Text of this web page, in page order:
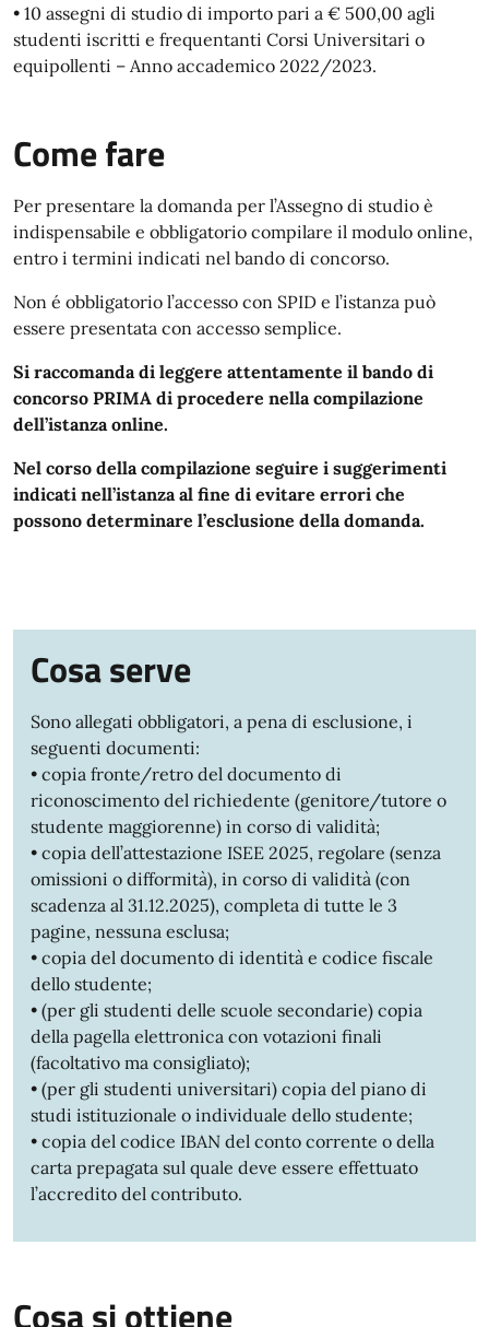
• 10 assegni di studio di importo pari a € 500,00 agli
studenti iscritti e frequentanti Corsi Universitari o
equipollenti – Anno accademico 2022/2023.
Come fare
Per presentare la domanda per l’Assegno di studio è
indispensabile e obbligatorio compilare il modulo online,
entro i termini indicati nel bando di concorso.
Non é obbligatorio l’accesso con SPID e l’istanza può
essere presentata con accesso semplice.
Si raccomanda di leggere attentamente il bando di
concorso PRIMA di procedere nella compilazione
dell’istanza online.
Nel corso della compilazione seguire i suggerimenti
indicati nell’istanza al fine di evitare errori che
possono determinare l’esclusione della domanda.
Cosa serve
Sono allegati obbligatori, a pena di esclusione, i
seguenti documenti:
• copia fronte/retro del documento di
riconoscimento del richiedente (genitore/tutore o
studente maggiorenne) in corso di validità;
• copia dell’attestazione ISEE 2025, regolare (senza
omissioni o difformità), in corso di validità (con
scadenza al 31.12.2025), completa di tutte le 3
pagine, nessuna esclusa;
• copia del documento di identità e codice fiscale
dello studente;
• (per gli studenti delle scuole secondarie) copia
della pagella elettronica con votazioni finali
(facoltativo ma consigliato);
• (per gli studenti universitari) copia del piano di
studi istituzionale o individuale dello studente;
• copia del codice IBAN del conto corrente o della
carta prepagata sul quale deve essere effettuato
l’accredito del contributo.
Cosa si ottiene